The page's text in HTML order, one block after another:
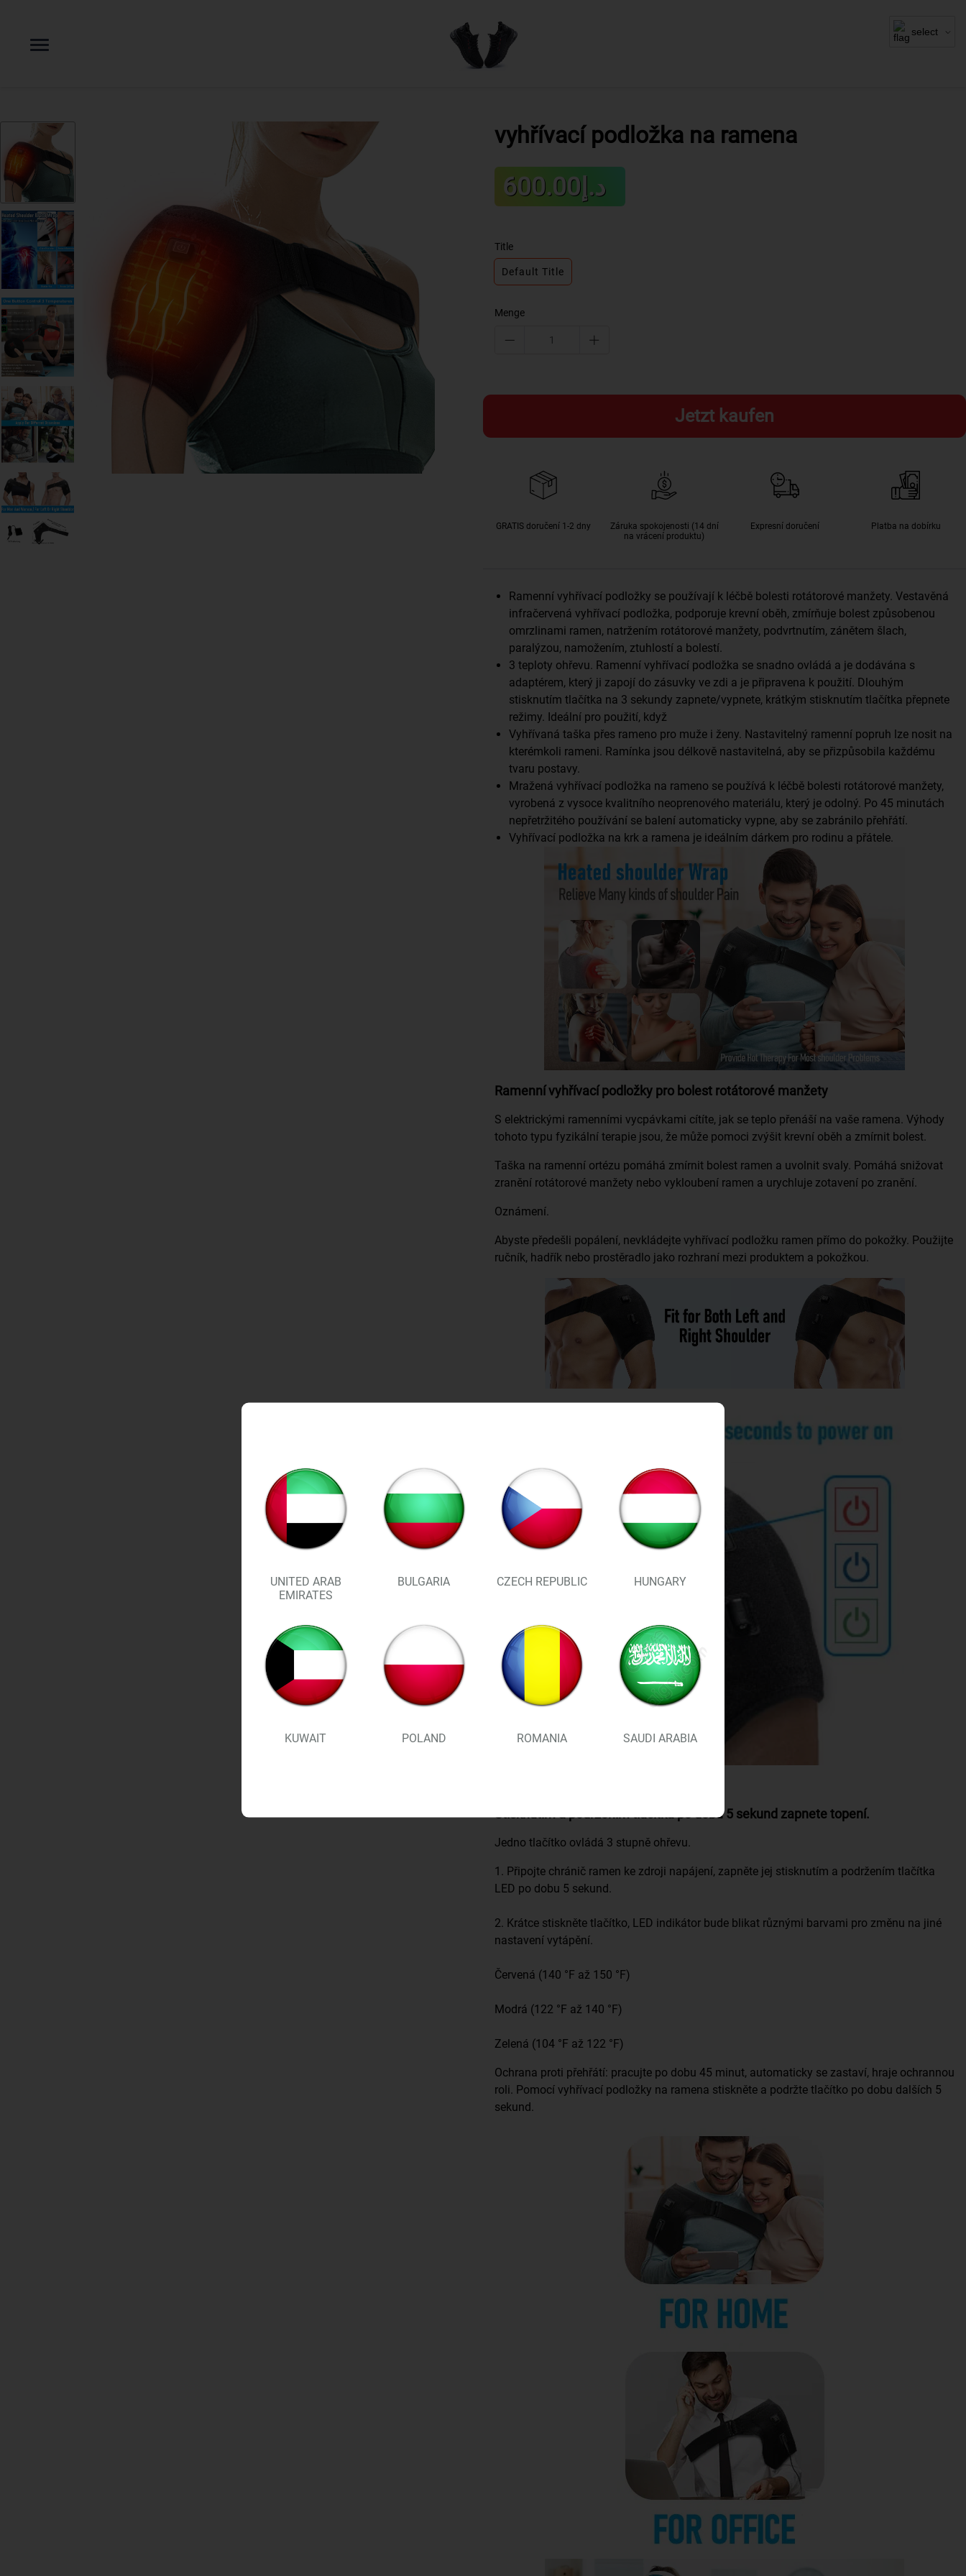
vyhřívací podložka na ramena
Sale
price
د.إ600.00
Title
Default Title
Menge
Jetzt kaufen
GRATIS doručení 1-2 dny
Záruka spokojenosti (14 dní
na vrácení produktu)
Expresní doručení Platba na dobírku
Ramenní vyhřívací podložky se používají k léčbě bolesti rotátorové manžety. Vestavěná
infračervená vyhřívací podložka, podporuje krevní oběh, zmírňuje bolest způsobenou
omrzlinami ramen, natržením rotátorové manžety, podvrtnutím, zánětem šlach,
paralýzou, namožením, ztuhlostí a bolestí.
3 teploty ohřevu. Ramenní vyhřívací podložka se snadno ovládá a je dodávána s
adaptérem, který ji zapojí do zásuvky ve zdi a je připravena k použití. Dlouhým
stisknutím tlačítka na 3 sekundy zapnete/vypnete, krátkým stisknutím tlačítka přepnete
režimy. Ideální pro použití, když
Vyhřívaná taška přes rameno pro muže i ženy. Nastavitelný ramenní popruh lze nosit na
kterémkoli rameni. Ramínka jsou délkově nastavitelná, aby se přizpůsobila každému
tvaru postavy.
Mražená vyhřívací podložka na rameno se používá k léčbě bolesti rotátorové manžety,
vyrobená z vysoce kvalitního neoprenového materiálu, který je odolný. Po 45 minutách
nepřetržitého používání se balení automaticky vypne, aby se zabránilo přehřátí.
Vyhřívací podložka na krk a ramena je ideálním dárkem pro rodinu a přátele.
Ramenní vyhřívací podložky pro bolest rotátorové manžety
S elektrickými ramenními vycpávkami cítíte, jak se teplo přenáší na vaše ramena. Výhody
tohoto typu fyzikální terapie jsou, že může pomoci zvýšit krevní oběh a zmírnit bolest.
Taška na ramenní ortézu pomáhá zmírnit bolest ramen a uvolnit svaly. Pomáhá snižovat
zranění rotátorové manžety nebo vykloubení ramen a urychluje zotavení po zranění.
Oznámení.
Abyste předešli popálení, nevkládejte vyhřívací podložku ramen přímo do pokožky. Použijte
ručník, hadřík nebo prostěradlo jako rozhraní mezi produktem a pokožkou.
Stisknutím a podržením tlačítka po dobu 5 sekund zapnete topení.
Jedno tlačítko ovládá 3 stupně ohřevu.
1. Připojte chránič ramen ke zdroji napájení, zapněte jej stisknutím a podržením tlačítka
LED po dobu 5 sekund.
2. Krátce stiskněte tlačítko, LED indikátor bude blikat různými barvami pro změnu na jiné
nastavení vytápění.
Červená (140 °F až 150 °F)
Modrá (122 °F až 140 °F)
Zelená (104 °F až 122 °F)
Ochrana proti přehřátí: pracujte po dobu 45 minut, automaticky se zastaví, hraje ochrannou
roli. Pomocí vyhřívací podložky na ramena stiskněte a podržte tlačítko po dobu dalších 5
sekund.
select
UNITED ARAB
EMIRATES
BULGARIA CZECH REPUBLIC HUNGARY
KUWAIT POLAND ROMANIA SAUDI ARABIA